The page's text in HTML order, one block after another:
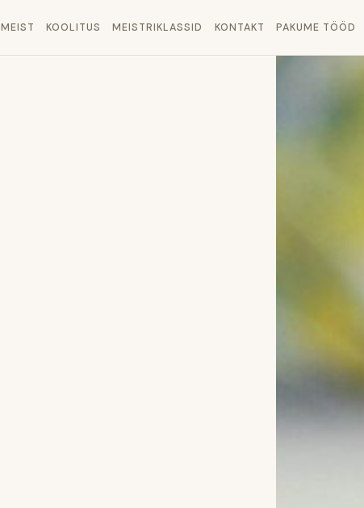
MEIST KOOLITUS MEISTRIKLASSID KONTAKT PAKUME TÖÖD